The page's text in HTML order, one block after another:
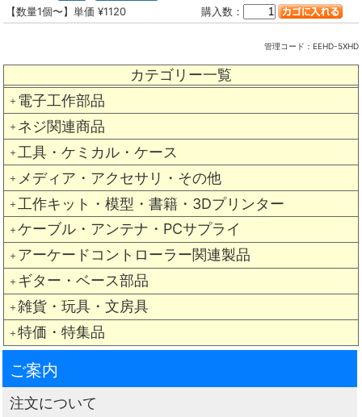
カテゴリー一覧
＋ 電子工作部品
＋ ネジ関連商品
＋ 工具・ケミカル・ケース
＋ メディア・アクセサリ・その他
＋ 工作キット・模型・書籍・3Dプリンター
＋ ケーブル・アンテナ・PCサプライ
＋ アーケードコントローラー関連製品
＋ ギター・ベース部品
＋ 雑貨・玩具・文房具
＋ 特価・特集品
【数量1個〜】単価 ¥1120 購入数：
管理コード： EEHD-5XHD
ご案内
注文について